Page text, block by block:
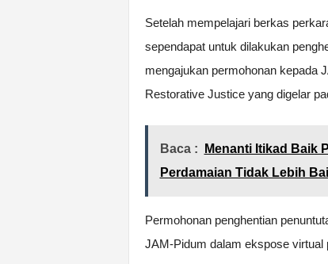
Setelah mempelajari berkas
sependapat untuk dilakukan
mengajukan permohonan kepada
Restorative Justice yang digelar
Baca :
Menanti Itikad Baik
Perdamaian Tidak Lebih
Permohonan penghentian
JAM-Pidum dalam ekspose virtual